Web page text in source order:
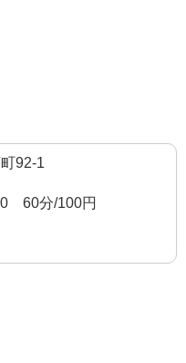
92-1
60分/100円